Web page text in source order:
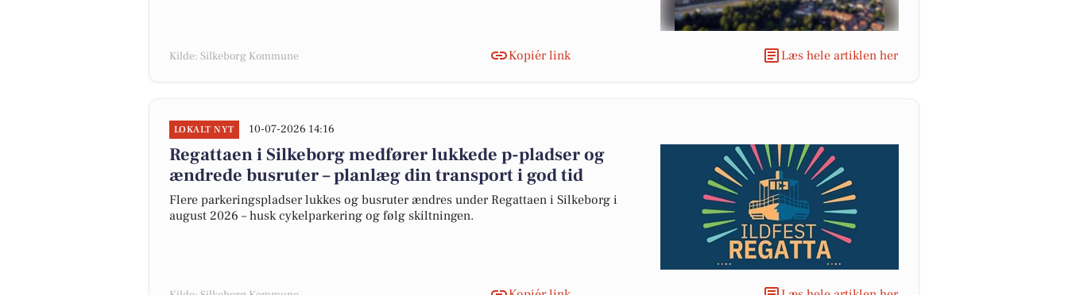
Kilde: Silkeborg Kommune Kopiér link Læs hele artiklen her
LOKALT NYT 10-07-2026 14:16
Regattaen i Silkeborg medfører lukkede p-pladser og
ændrede busruter – planlæg din transport i god tid
Flere parkeringspladser lukkes og busruter ændres under Regattaen i Silkeborg i
august 2026 – husk cykelparkering og følg skiltningen.